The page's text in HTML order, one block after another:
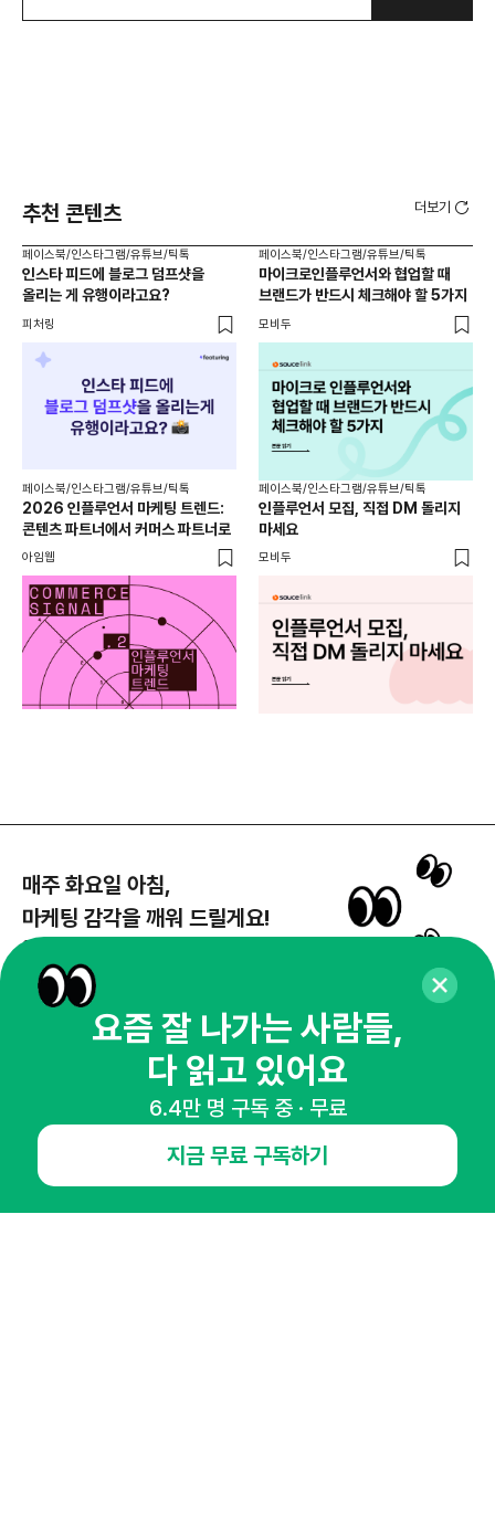
추천 콘텐츠 더보기
페이스북/인스타그램/유튜브/틱톡
인스타 피드에 블로그 덤프샷을
올리는 게 유행이라고요?
피처링
페이스북/인스타그램/유튜브/틱톡
마이크로인플루언서와 협업할 때
브랜드가 반드시 체크해야 할 5가지
모비두
페이스북/인스타그램/유튜브/틱톡
2026 인플루언서 마케팅 트렌드:
콘텐츠 파트너에서 커머스 파트너로
아임웹
페이스북/인스타그램/유튜브/틱톡
인플루언서 모집, 직접 DM 돌리지
마세요
모비두
매주 화요일 아침,
마케팅 감각을 깨워 드릴게요!
65,043명의 마케터를 성장시키는 뉴스레터
뉴스레터 구독하기
공지사항 제휴문의
인사이터 신청
뉴스레터
광고안내
요즘 잘 나가는 사람들,
다 읽고 있어요
6.4만 명 구독 중 · 무료
지금 무료 구독하기